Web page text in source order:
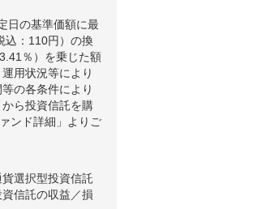
日の基準価額に最
込：110円）の換
％）を乗じた額
用状況等により
の各条件により
ら投資信託を購
ンド詳細」よりご
選択型投資信託
信託の収益／損